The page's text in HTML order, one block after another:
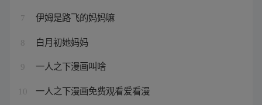
7 伊姆是路飞的妈妈嘛
8 白月初她妈妈
9 一人之下漫画叫啥
10 一人之下漫画免费观看爱看漫